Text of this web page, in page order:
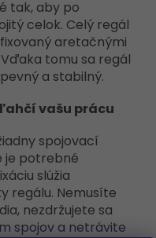
tak, aby po
celok. Celý regál
aretačnými
tomu sa regál
a stabilný.
vašu prácu
spojovací
je potrebné
slúžia
regálu. Nemusíte
nezdržujete sa
spojov a netrávite